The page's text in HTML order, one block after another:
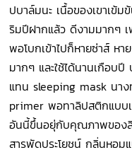
ปบาล์มนะ เนื้อของเขาเข้
ริมปีฝากแล้ว ดีงามมากๆ เ
พอโบกเข้าไปก็หายซ่าส์ หา
มากๆ และใช้ได้นานเกือบปี
แทน sleeping mask นาง
primer พอทาลิปสติกแบบ
อันนี้ขึ้นอยุ่กับคุณภาพของ
สารพัดประโยชน์ กลิ่นหอ